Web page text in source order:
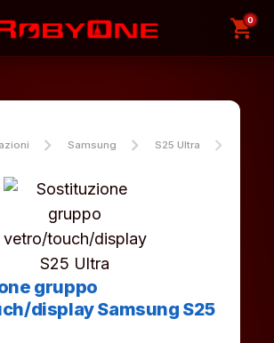
shopping_cart
0
Samsung S25 Ultra
gruppo
display Samsung S25